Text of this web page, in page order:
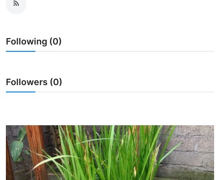
Seni
Usadha
Indonesia
Following (0)
Followers (0)